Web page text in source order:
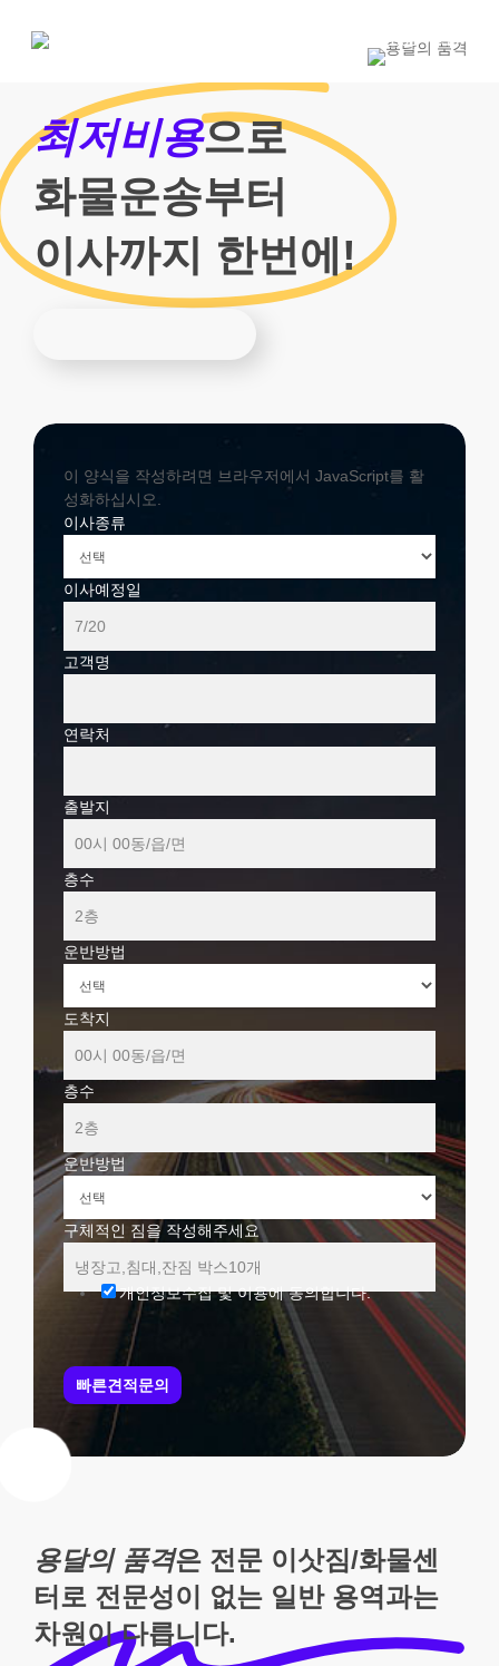
1800-7455
최저비용으로
화물운송부터
이사까지 한번에!
이 양식을 작성하려면 브라우저에서 JavaScript를 활
성화하십시오.
이사종류
이사예정일
고객명
연락처
출발지
층수
운반방법
도착지
층수
운반방법
구체적인 짐을 작성해주세요
개인정보수집 및 이용에 동의합니다.
빠른견적문의
용달의 품격은 전문 이삿짐/화물센
터로 전문성이 없는 일반 용역과는
차원이 다릅니다.